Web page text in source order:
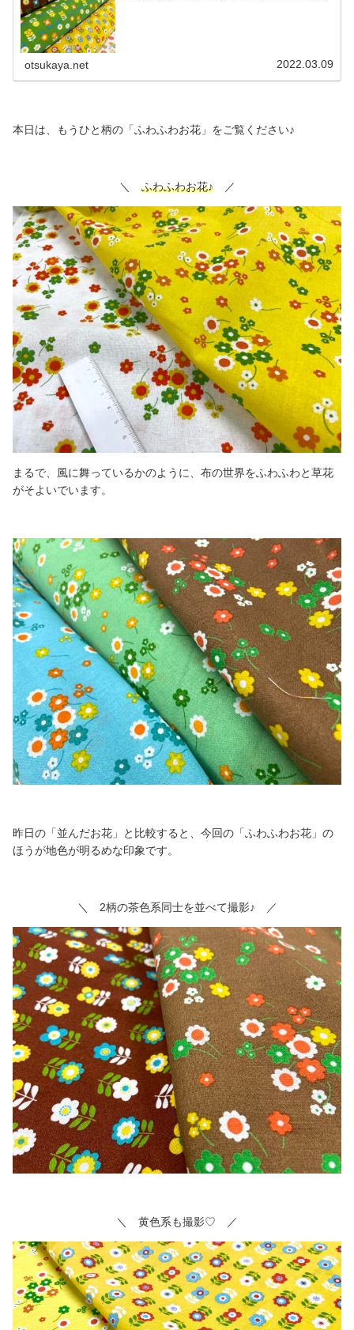
otsukaya.net 2022.03.09
本日は、もうひと柄の「ふわふわお花」をご覧ください♪
＼ ふわふわお花♪／
まるで、風に舞っているかのように、布の世界をふわふわと草花
がそよいでいます。
昨日の「並んだお花」と比較すると、今回の「ふわふわお花」の
ほうが地色が明るめな印象です。
＼ 2柄の茶色系同士を並べて撮影♪ ／
＼ 黄色系も撮影♡ ／